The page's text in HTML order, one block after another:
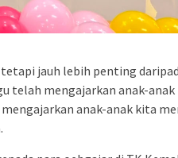
jauh lebih penting
telah mengajarkan anak-anak
anak-anak kita